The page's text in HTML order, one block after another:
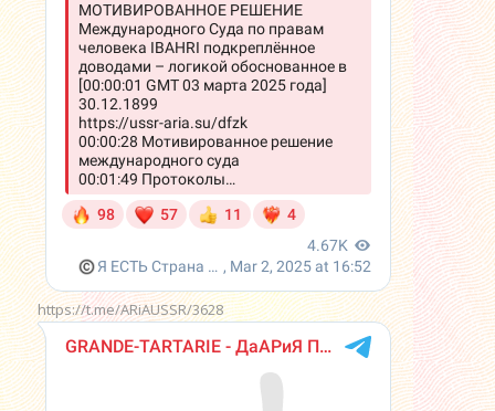
https://t.me/ARiAUSSR/3628